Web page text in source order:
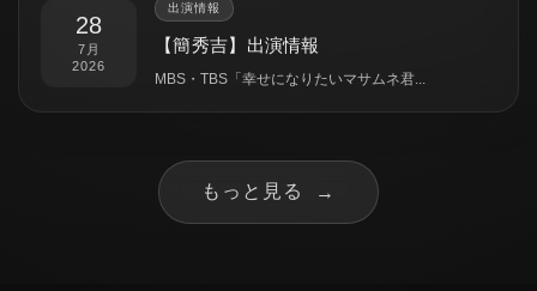
28
7月
2026
出演情報
【簡秀吉】出演情報
MBS・TBS「幸せになりたいマサムネ君...
もっと見る →